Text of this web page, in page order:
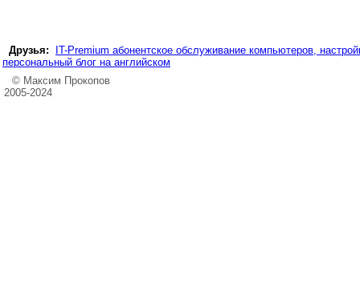
Друзья:
IT-Premium абонентское обслуживание компьютеров,
персональный блог на английском
© Максим Прокопов
2005-2024